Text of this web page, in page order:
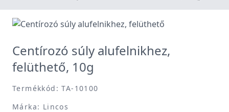
Centírozó súly alufelnikhez,
felüthető, 10g
Termékkód: TA-10100
Márka: Lincos